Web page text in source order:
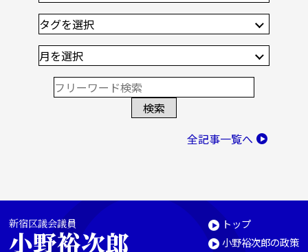
全記事一覧へ
新宿区議会議員
小野裕次郎
トップ
小野裕次郎の政策